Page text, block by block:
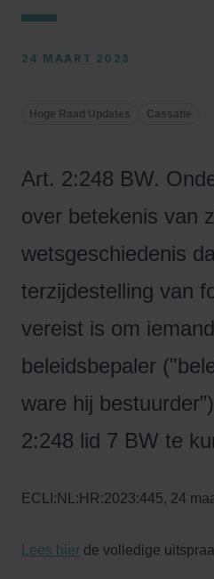
24 MAART 2023
Hoge Raad Updates Cassatie
Art. 2:248 BW.
over betekenis van
wetsgeschiedenis
terzijdestelling van
vereist is om
beleidsbepaler
ware hij
2:248 lid 7 BW te
ECLI:NL:HR:2023:445, 24
Lees hier de volledige